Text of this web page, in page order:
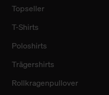
Topseller
T-Shirts
Poloshirts
Trägershirts
Rollkragenpullover